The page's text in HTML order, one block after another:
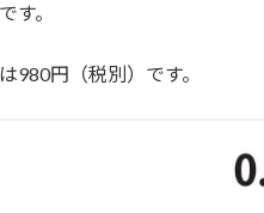
す。
980円（税別）です。